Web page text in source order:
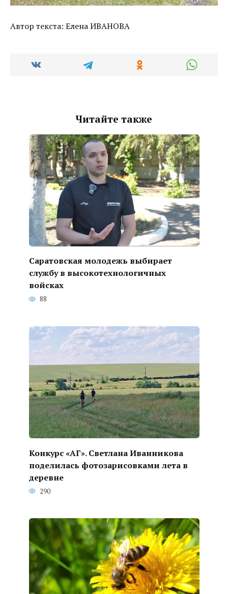
Автор текста: Елена ИВАНОВА
Читайте также
Саратовская молодежь выбирает
службу в высокотехнологичных
войсках
88
Конкурс «АГ». Светлана Иванникова
поделилась фотозарисовками лета в
деревне
290